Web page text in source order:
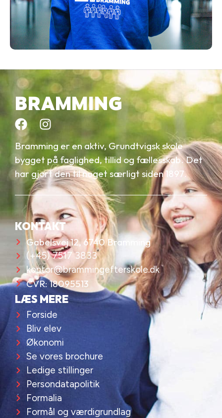
BRAMMING
Bramming er en aktiv, Grundtvigsk skole
bygget på faglighed, tillid og fællesskab. Det
har gjort den til noget særligt siden 1897.
KONTAKT
Gabelsvej 12, 6740 Bramming
(+45) 7517 3833
kontor@brammingefterskole.dk
CVR: 18095513
LÆS MERE
Forside
Bliv elev
Økonomi
Se vores brochure
Ledige stillinger
Persondatapolitik
Formalia
Formål og værdigrundlag